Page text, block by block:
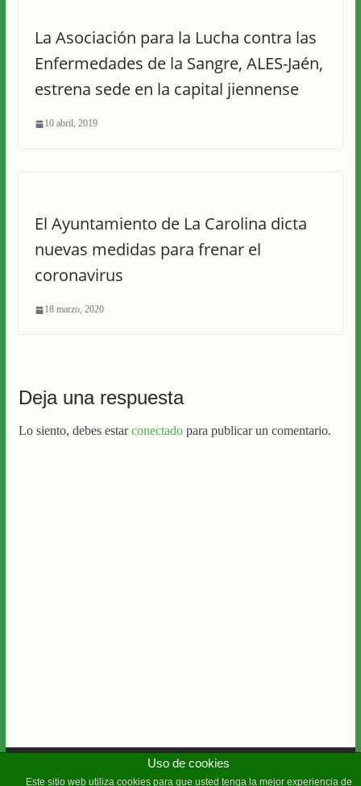
La Asociación para la Lucha contra las
Enfermedades de la Sangre, ALES-Jaén,
estrena sede en la capital jiennense
10 abril, 2019
El Ayuntamiento de La Carolina dicta
nuevas medidas para frenar el
coronavirus
18 marzo, 2020
Deja una respuesta
Lo siento, debes estarconectadopara publicar un comentario.
Diario Guadalquivir. Todos los derechos
Uso de cookies
Este sitio web utiliza cookies para que usted tenga la mejor experiencia de